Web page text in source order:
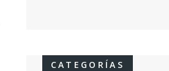
CATEGORÍAS